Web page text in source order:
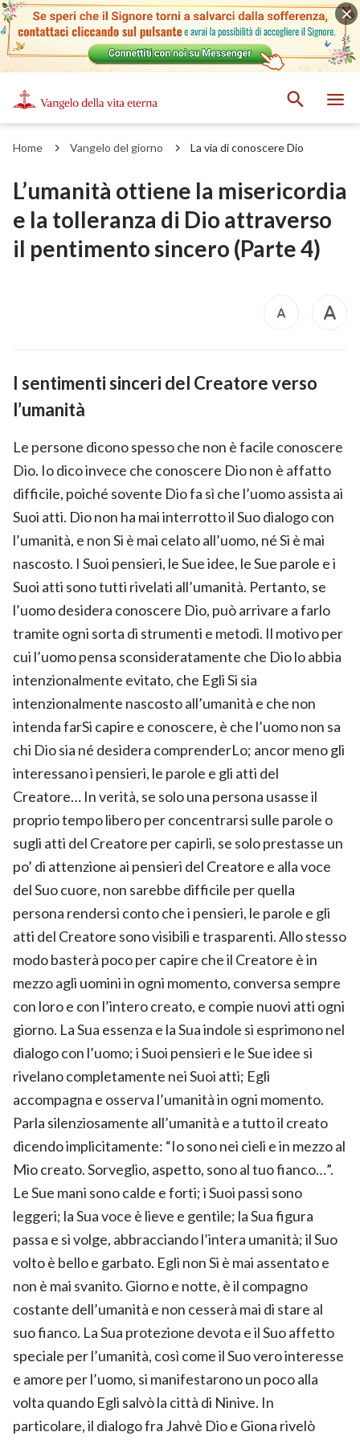
Home Vangelo del giorno La via di conoscere Dio
L’umanità ottiene la misericordia
e la tolleranza di Dio attraverso
il pentimento sincero (Parte 4)
I sentimenti sinceri del Creatore verso
l’umanità
Le persone dicono spesso che non è facile conoscere
Dio. Io dico invece che conoscere Dio non è affatto
difficile, poiché sovente Dio fa sì che l’uomo assista ai
Suoi atti. Dio non ha mai interrotto il Suo dialogo con
l’umanità, e non Si è mai celato all’uomo, né Si è mai
nascosto. I Suoi pensieri, le Sue idee, le Sue parole e i
Suoi atti sono tutti rivelati all’umanità. Pertanto, se
l’uomo desidera conoscere Dio, può arrivare a farlo
tramite ogni sorta di strumenti e metodi. Il motivo per
cui l’uomo pensa sconsideratamente che Dio lo abbia
intenzionalmente evitato, che Egli Si sia
intenzionalmente nascosto all’umanità e che non
intenda farSi capire e conoscere, è che l’uomo non sa
chi Dio sia né desidera comprenderLo; ancor meno gli
interessano i pensieri, le parole e gli atti del
Creatore… In verità, se solo una persona usasse il
proprio tempo libero per concentrarsi sulle parole o
sugli atti del Creatore per capirli, se solo prestasse un
po’ di attenzione ai pensieri del Creatore e alla voce
del Suo cuore, non sarebbe difficile per quella
persona rendersi conto che i pensieri, le parole e gli
atti del Creatore sono visibili e trasparenti. Allo stesso
modo basterà poco per capire che il Creatore è in
mezzo agli uomini in ogni momento, conversa sempre
con loro e con l’intero creato, e compie nuovi atti ogni
giorno. La Sua essenza e la Sua indole si esprimono nel
dialogo con l’uomo; i Suoi pensieri e le Sue idee si
rivelano completamente nei Suoi atti; Egli
accompagna e osserva l’umanità in ogni momento.
Parla silenziosamente all’umanità e a tutto il creato
dicendo implicitamente: “Io sono nei cieli e in mezzo al
Mio creato. Sorveglio, aspetto, sono al tuo fianco…”.
Le Sue mani sono calde e forti; i Suoi passi sono
leggeri; la Sua voce è lieve e gentile; la Sua figura
passa e si volge, abbracciando l’intera umanità; il Suo
volto è bello e garbato. Egli non Si è mai assentato e
non è mai svanito. Giorno e notte, è il compagno
costante dell’umanità e non cesserà mai di stare al
suo fianco. La Sua protezione devota e il Suo affetto
speciale per l’umanità, così come il Suo vero interesse
e amore per l’uomo, si manifestarono un poco alla
volta quando Egli salvò la città di Ninive. In
particolare, il dialogo fra Jahvè Dio e Giona rivelò